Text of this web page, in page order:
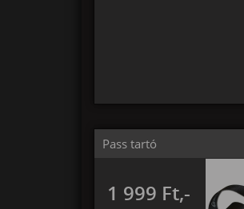
Pass tartó
1 999 Ft,-